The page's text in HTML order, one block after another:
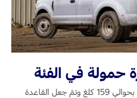
حمولة في الفئة
تمّ خفض وزن الهيكل بحوالي 159 كلغ وتمّ جعل القاعدة